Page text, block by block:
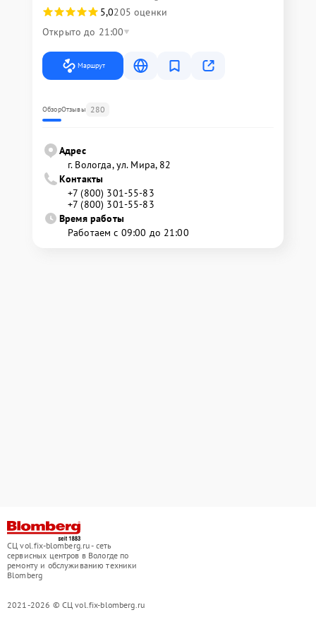
5,0205 оценки
Открыто до 21:00
Маршрут
ОбзорОтзывы 280
Адрес
г. Вологда, ул. Мира, 82
Контакты
+7 (800) 301-55-83
+7 (800) 301-55-83
Время работы
Работаем с 09:00 до 21:00
СЦ vol.fix-blomberg.ru - сеть
сервисных центров в Вологде по
ремонту и обслуживанию техники
Blomberg
2021-2026 © СЦ vol.fix-blomberg.ru